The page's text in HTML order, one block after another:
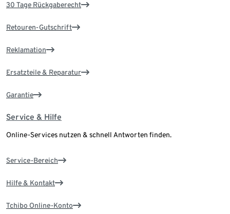
30 Tage Rückgaberecht
Retouren-Gutschrift
Reklamation
Ersatzteile & Reparatur
Garantie
Service & Hilfe
Online-Services nutzen & schnell Antworten finden.
Service-Bereich
Hilfe & Kontakt
Tchibo Online-Konto